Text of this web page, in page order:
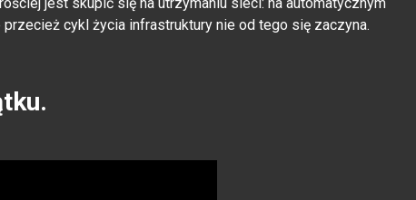
cykl życia infrastruktury nie od tego się zaczyna.